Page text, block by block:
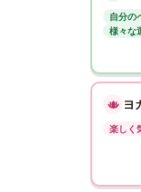
自分の
様々な
ヨ
楽しく